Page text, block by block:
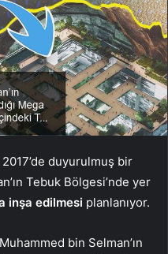
duyurulmuş bir
Tebuk Bölgesi’nde yer
inşa edilmesi planlanıyor.
bin Selman’ın